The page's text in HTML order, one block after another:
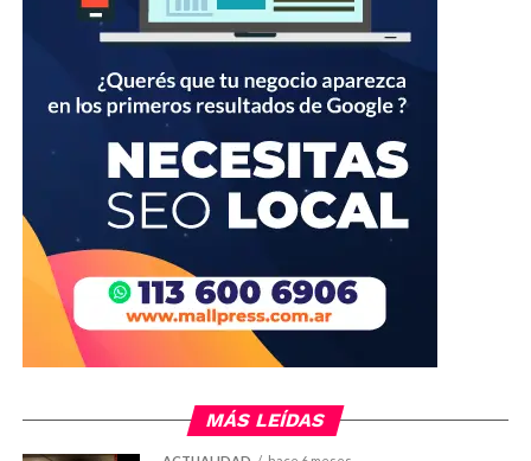
MÁS LEÍDAS